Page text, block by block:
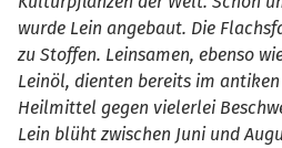
wurde Lein angebaut. Die
zu Stoffen. Leinsamen, ebenso
Leinöl, dienten bereits im
Heilmittel gegen vielerlei
Lein blüht zwischen Juni und